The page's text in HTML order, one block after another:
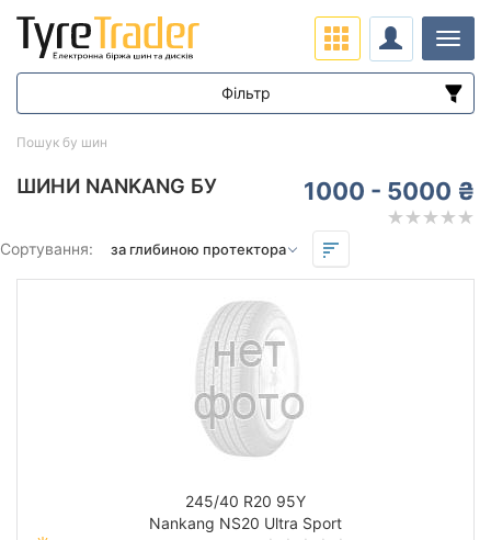
ШИНИ NANKANG БУ 1000 - 5000 ₴
Сортування:
245/40 R20 95Y
Nankang NS20 Ultra Sport
Пошук бу шин
Фільтр
Діапазон цін
від
Підбір за параметрами
Залишок протектора мм.